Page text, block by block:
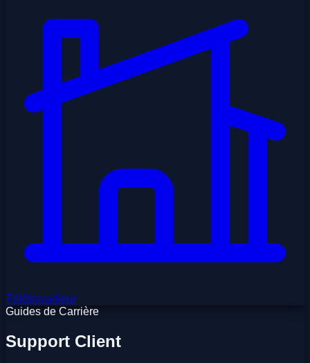
Télétravailleur
Guides de Carrière
Support Client